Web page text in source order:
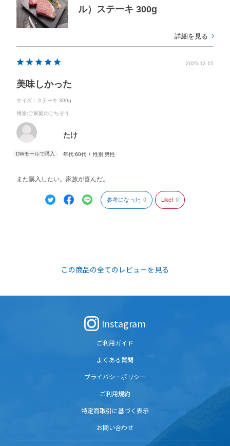
ル）ステーキ 300g
詳細を見る
2025.12.15
美味しかった
サイズ：ステーキ 300g
用途:ご家庭のごちそう
たけ
年代:60代 性別:男性
また購入したい。家族が喜んだ。
参考になった 0 Like! 0
この商品の全てのレビューを見る
Instagram
ご利用ガイド
よくある質問
プライバシーポリシー
ご利用規約
特定商取引に基づく表示
お問い合わせ